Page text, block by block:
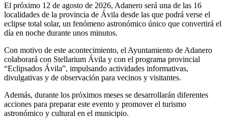
El próximo 12 de agosto de 2026, Adanero será una de las 16
localidades de la provincia de Ávila desde las que podrá verse el
eclipse total solar, un fenómeno astronómico único que convertirá el
día en noche durante unos minutos.
Con motivo de este acontecimiento, el Ayuntamiento de Adanero
colaborará con Stellarium Ávila y con el programa provincial
“Eclipsados Ávila”, impulsando actividades informativas,
divulgativas y de observación para vecinos y visitantes.
Además, durante los próximos meses se desarrollarán diferentes
acciones para preparar este evento y promover el turismo
astronómico y cultural en el municipio.